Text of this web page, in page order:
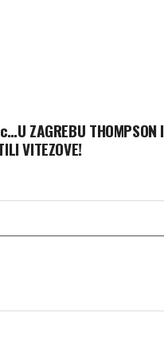
ZAGREBU THOMPSON I
VITEZOVE!